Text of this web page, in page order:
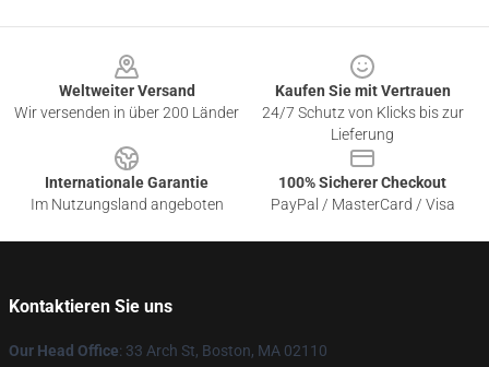
Weltweiter Versand
Wir versenden in über 200 Länder
Kaufen Sie mit Vertrauen
24/7 Schutz von Klicks bis zur
Lieferung
Internationale Garantie
Im Nutzungsland angeboten
100% Sicherer Checkout
PayPal / MasterCard / Visa
Kontaktieren Sie uns
Our Head Office: 33 Arch St, Boston, MA 02110